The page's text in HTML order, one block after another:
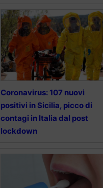
Coronavirus: 107 nuovi
positivi in Sicilia, picco di
contagi in Italia dal post
lockdown